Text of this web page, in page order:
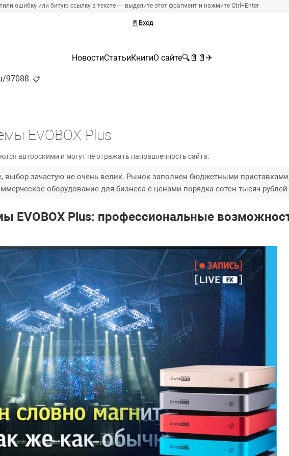
ошибку или битую ссылку в тексте — выделите этот фрагмент и нажмите Ctrl+Enter
🚪 Вход
НовостиСтатьиКнигиО сайте🔍 📄 📄 ✈
97088 📋
EVOBOX Plus
авторскими и могут не отражать направленность сайта.
выбор зачастую не очень велик. Рынок заполнен бюджетными
оборудование для бизнеса с ценами порядка сотен тысяч рублей.
EVOBOX Plus: профессиональные